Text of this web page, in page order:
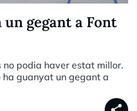
un gegant a Font
no podia haver estat millor.
ha guanyat un gegant a